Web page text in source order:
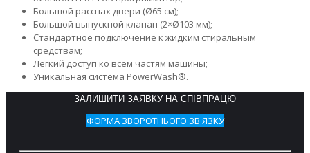
Большой расспах двери (Ø65 см);
Большой выпускной клапан (2×Ø103 мм);
Стандартное подключение к жидким стиральным
средствам;
Легкий доступ ко всем частям машины;
Уникальная система PowerWash®.
ЗАЛИШИТИ ЗАЯВКУ НА СПІВПРАЦЮ
ФОРМА ЗВОРОТНЬОГО ЗВ'ЯЗКУ